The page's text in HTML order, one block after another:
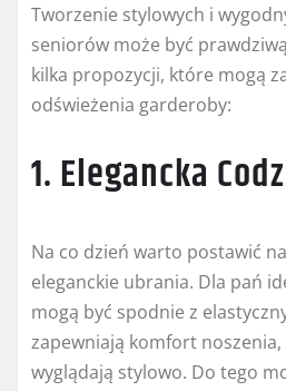
Tworzenie stylowych i
seniorów może być
kilka propozycji, które mogą
odświeżenia garderoby:
1. Elegancka
Na co dzień warto postawić
eleganckie ubrania. Dla pań
mogą być spodnie z
zapewniają komfort noszenia,
wyglądają stylowo. Do tego